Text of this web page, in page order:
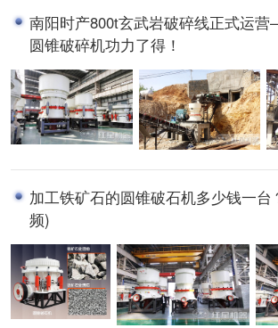
南阳时产800t玄武岩破碎线正式运营
圆锥破碎机功力了得！
加工铁矿石的圆锥破石机多少钱一
频)